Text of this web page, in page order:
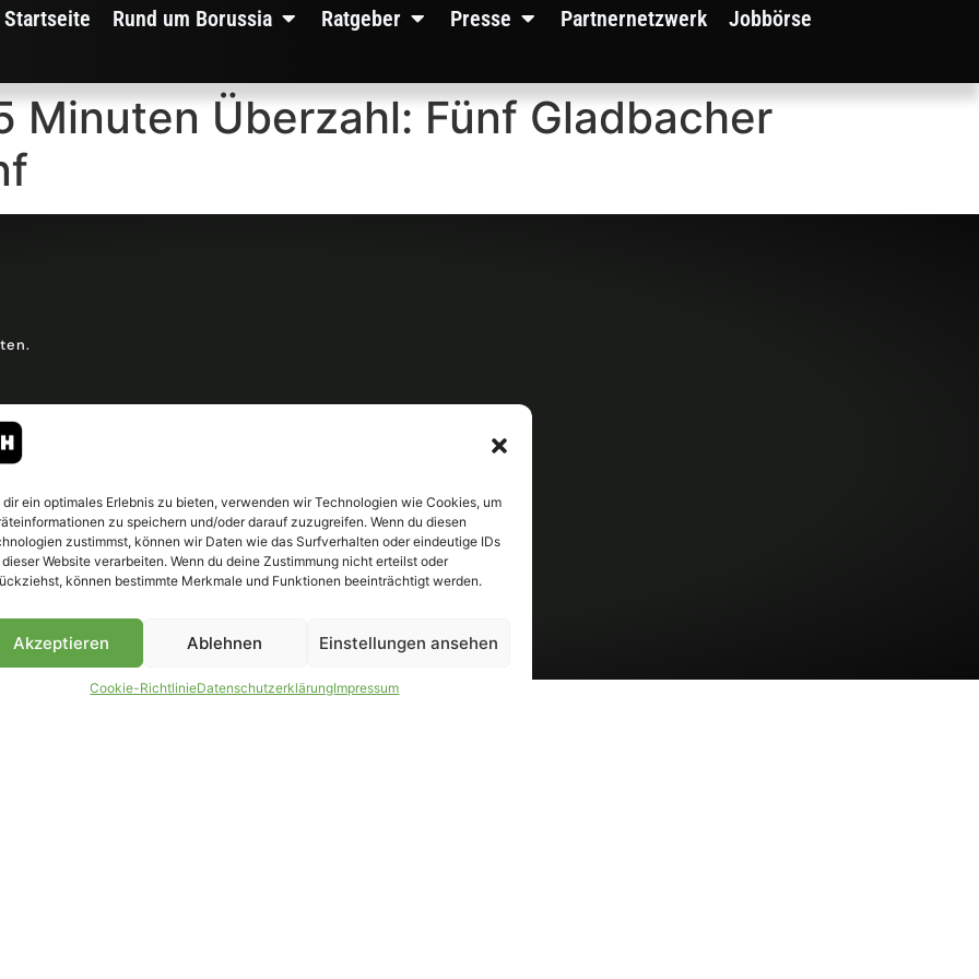
dir ein optimales Erlebnis zu bieten, verwenden wir Technologien wie Cookies, um
zu speichern und/oder darauf zuzugreifen. Wenn du diesen
zustimmst, können wir Daten wie das Surfverhalten oder eindeutige IDs
Website verarbeiten. Wenn du deine Zustimmung nicht erteilst oder
können bestimmte Merkmale und Funktionen beeinträchtigt werden.
Akzeptieren Ablehnen Einstellungen ansehen
Cookie-RichtlinieDatenschutzerklärungImpressum
Startseite Rund um Borussia Ratgeber Presse Partnernetzwerk Jobbörse
Minuten Überzahl: Fünf Gladbacher